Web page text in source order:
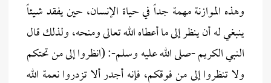
وهذه الموازنة مهمة جداً في حياة الإنسان، حين يفقد شيئاً
ينبغي له أن ينظر إلى ما أعطاه الله تعالى ومنحه، ولذلك قال
النبي الكريم -صلى الله عليه وسلم-: (انظروا إلى من تحتكم
ولا تنظروا إلى من فوقكم، فإنه أجدر ألا تزدروا نعمة الله